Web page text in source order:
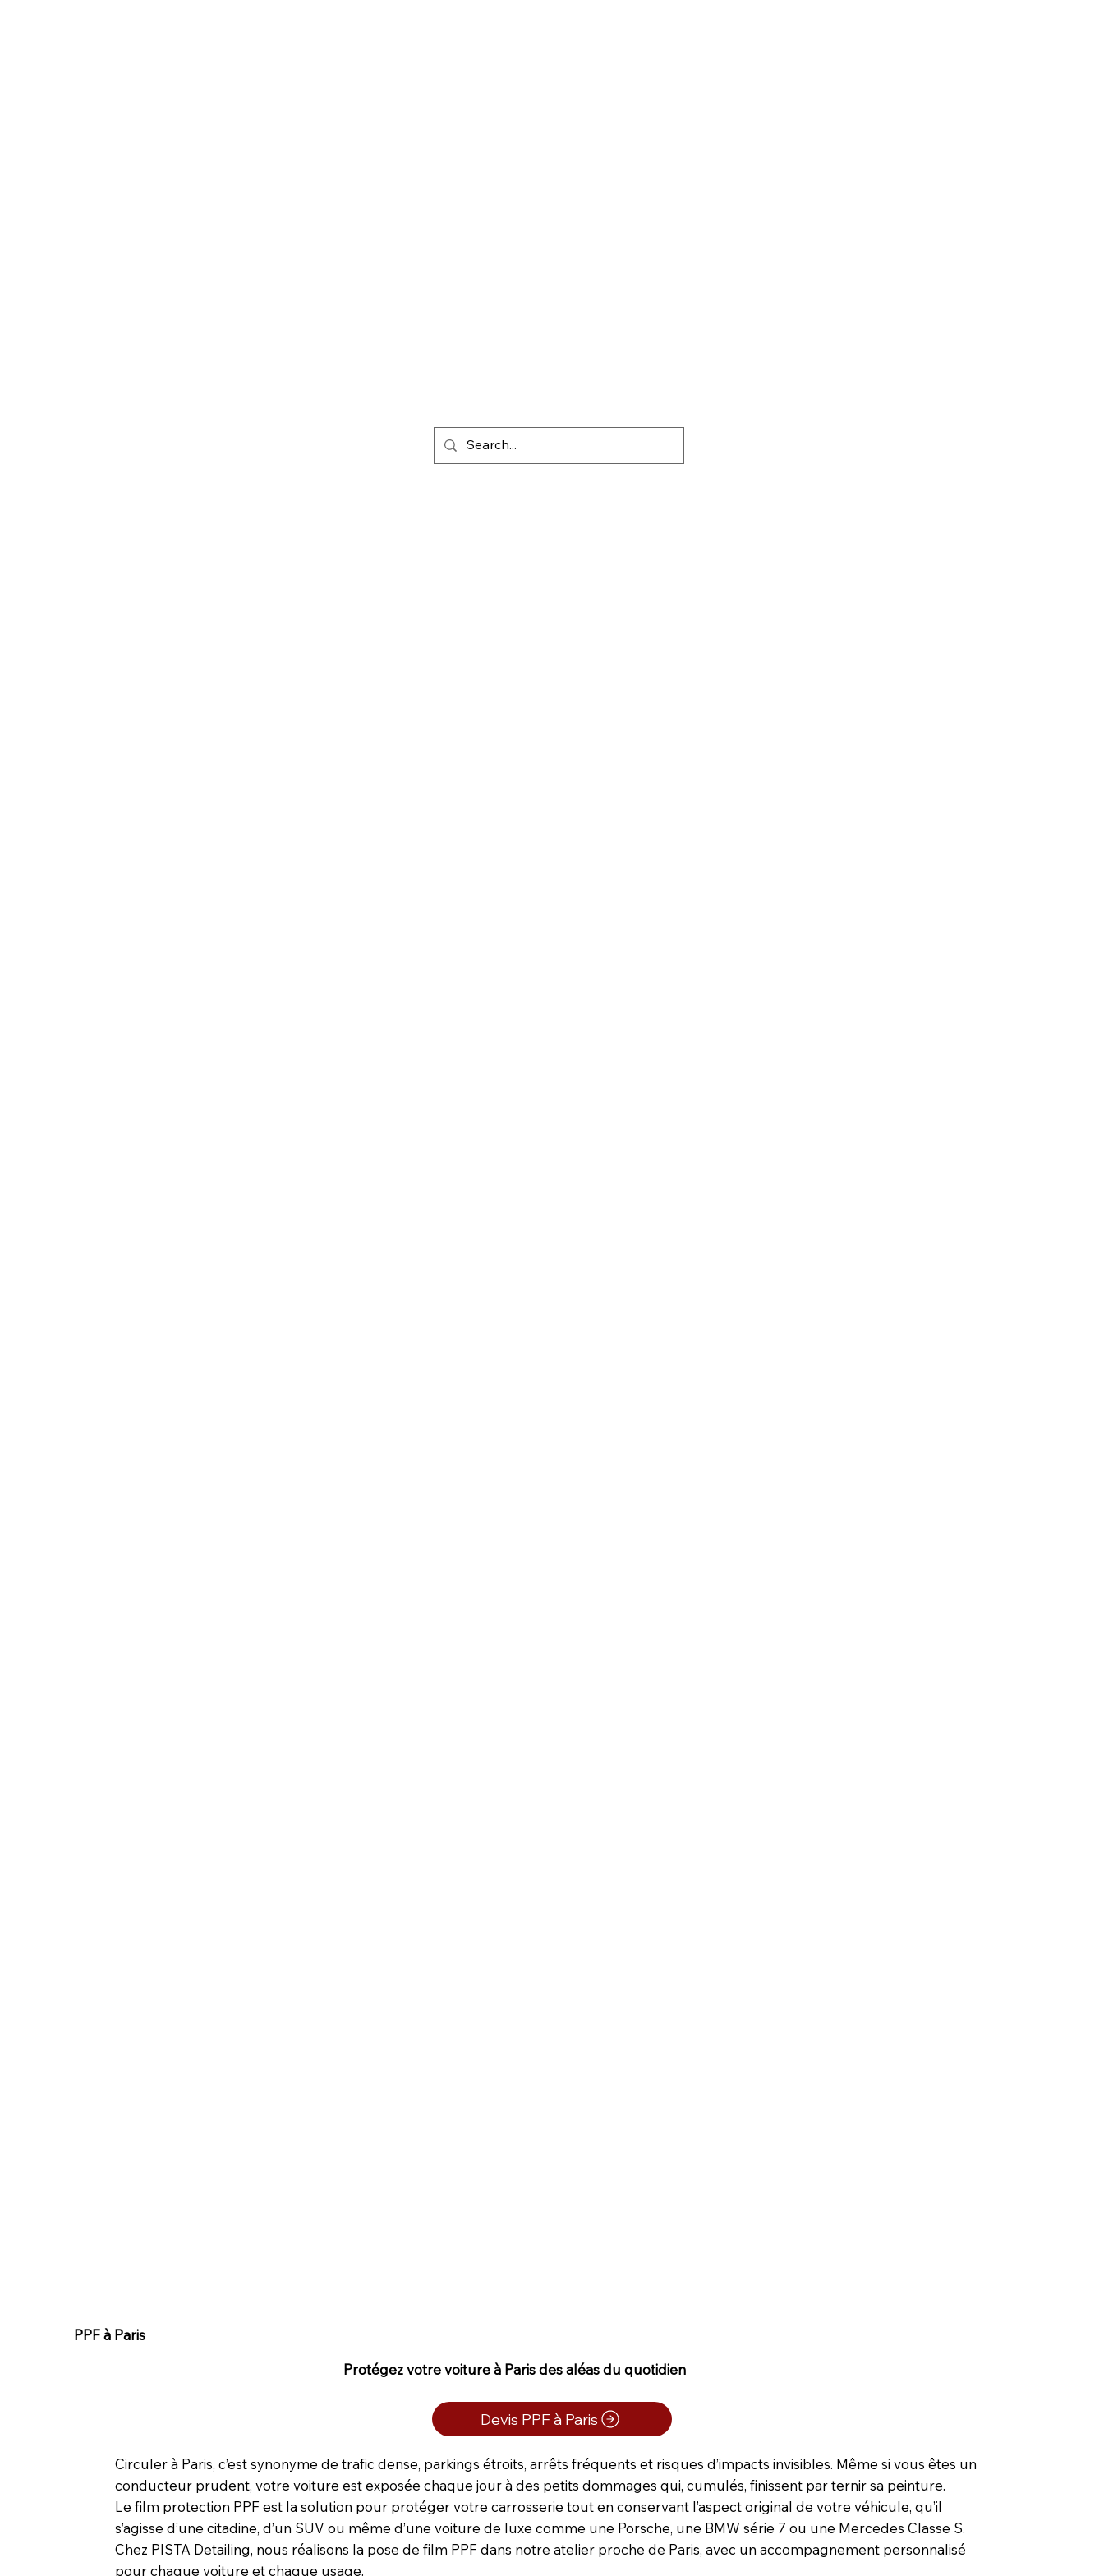
PPF à Paris
Protégez votre voiture à Paris des aléas du quotidien
Devis PPF à Paris
Circuler à Paris, c’est synonyme de trafic dense, parkings étroits, arrêts fréquents et risques d’impacts invisibles. Même si vous êtes un
conducteur prudent, votre voiture est exposée chaque jour à des petits dommages qui, cumulés, finissent par ternir sa peinture.
Le film protection PPF est la solution pour protéger votre carrosserie tout en conservant l’aspect original de votre véhicule, qu’il
s’agisse d’une citadine, d’un SUV ou même d’une voiture de luxe comme une Porsche, une BMW série 7 ou une Mercedes Classe S.
Chez PISTA Detailing, nous réalisons la pose de film PPF dans notre atelier proche de Paris, avec un accompagnement personnalisé
pour chaque voiture et chaque usage.